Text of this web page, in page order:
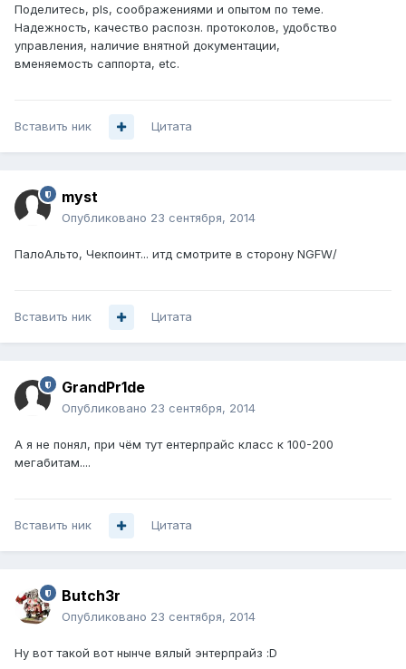
Поделитесь, pls, соображениями и опытом по теме.
Надежность, качество распозн. протоколов, удобство
управления, наличие внятной документации,
вменяемость саппорта, etc.
Вставить ник Цитата
myst
Опубликовано 23 сентября, 2014
ПалоАльто, Чекпоинт... итд смотрите в сторону NGFW/
Вставить ник Цитата
GrandPr1de
Опубликовано 23 сентября, 2014
А я не понял, при чём тут ентерпрайс класс к 100-200
мегабитам....
Вставить ник Цитата
Butch3r
Опубликовано 23 сентября, 2014
Ну вот такой вот нынче вялый энтерпрайз :D